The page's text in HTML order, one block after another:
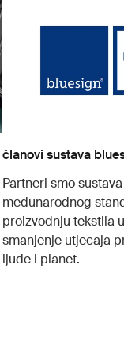
članovi sustava
Partneri smo
međunarodnog
proizvodnju tekstila
smanjenje utjecaja
ljude i planet.